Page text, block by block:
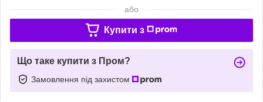
або
Купити з
Що таке купити з Пром?
Замовлення під захистом